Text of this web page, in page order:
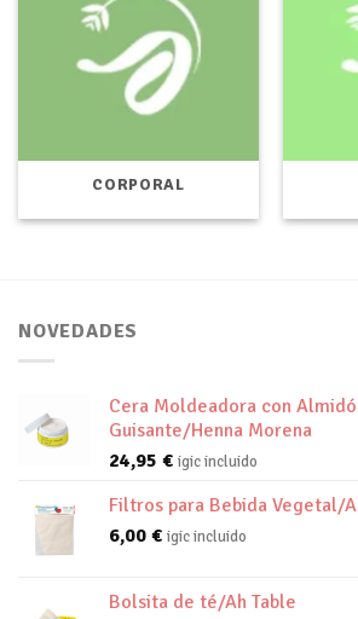
CORPORAL
NOVEDADES
Cera Moldeadora con
Guisante/Henna Morena
24,95 € igic incluido
Filtros para Bebida Vegetal/
6,00 € igic incluido
Bolsita de té/Ah Table